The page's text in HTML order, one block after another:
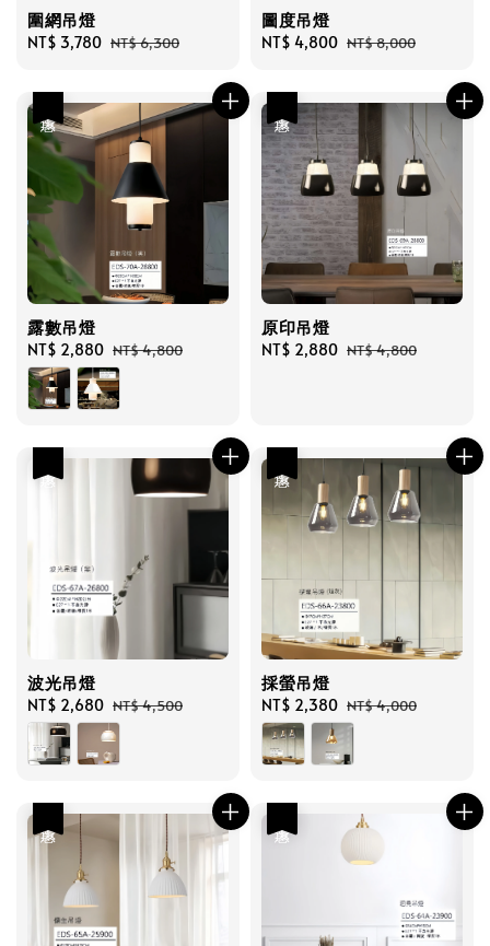
圍網吊燈
Sale
NT$ 3,780 Regular
NT$ 6,300
圖度吊燈
Sale
NT$ 4,800 Regular
NT$ 8,000
露數吊燈
Sale
price
NT$ 2,880 Regular
price
NT$ 4,800
原印吊燈
Sale
NT$ 2,880 Regular
NT$ 4,800
波光吊燈
Sale
price
NT$ 2,680 Regular
price
NT$ 4,500
採螢吊燈
Sale
price
NT$ 2,380 Regular
price
NT$ 4,000